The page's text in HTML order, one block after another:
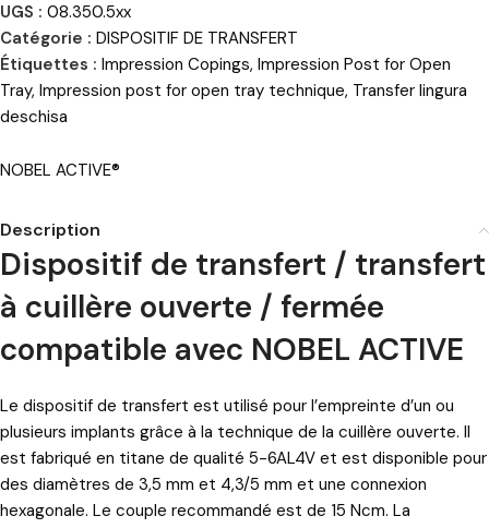
UGS : 08.350.5xx
Catégorie : DISPOSITIF DE TRANSFERT
Étiquettes : Impression Copings, Impression Post for Open
Tray, Impression post for open tray technique, Transfer lingura
deschisa
NOBEL ACTIVE®
Description
Dispositif de transfert / transfert
à cuillère ouverte / fermée
compatible avec NOBEL ACTIVE
Le dispositif de transfert est utilisé pour l’empreinte d’un ou
plusieurs implants grâce à la technique de la cuillère ouverte. Il
est fabriqué en titane de qualité 5-6AL4V et est disponible pour
des diamètres de 3,5 mm et 4,3/5 mm et une connexion
hexagonale. Le couple recommandé est de 15 Ncm. La